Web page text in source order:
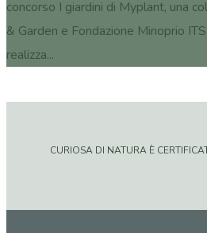
concorso I giardini di Myplant, una
& Garden e Fondazione Minoprio
realizza...
CURIOSA DI NATURA È